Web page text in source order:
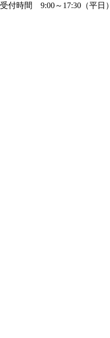
受付時間 9:00～17:30（平日）